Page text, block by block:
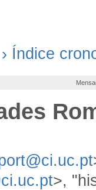
› Índice
>,